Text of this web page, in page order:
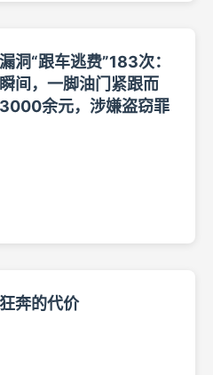
洞“跟车逃费”183次：
间，一脚油门紧跟而
余元，涉嫌盗窃罪
奔的代价